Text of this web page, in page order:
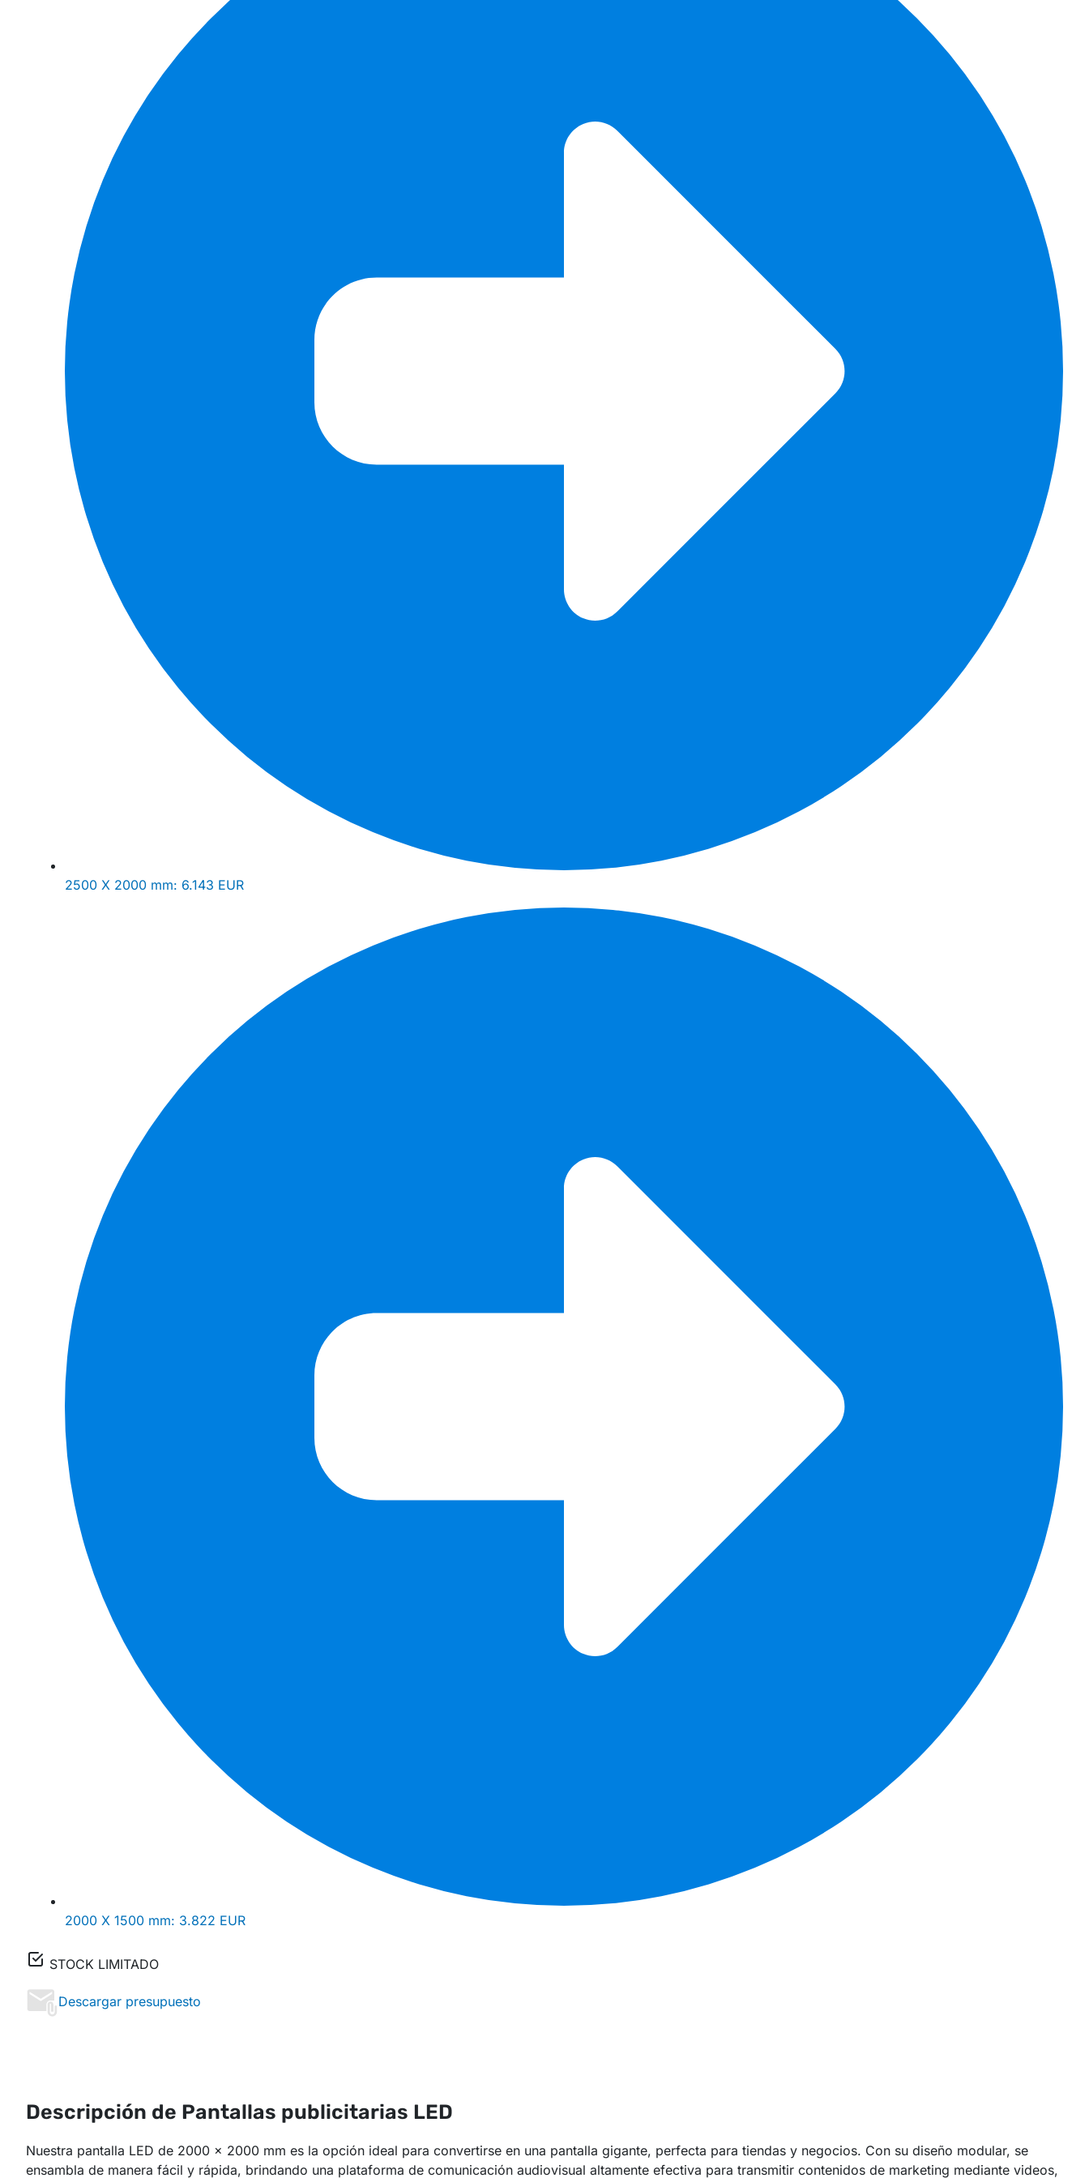
2500 X 2000 mm: 6.143 EUR
2000 X 1500 mm: 3.822 EUR
STOCK LIMITADO
Descargar presupuesto
Descripción de Pantallas publicitarias LED
Nuestra pantalla LED de 2000 x 2000 mm es la opción ideal para convertirse en una pantalla gigante, perfecta para tiendas y negocios. Con su diseño modular, se
ensambla de manera fácil y rápida, brindando una plataforma de comunicación audiovisual altamente efectiva para transmitir contenidos de marketing mediante videos,